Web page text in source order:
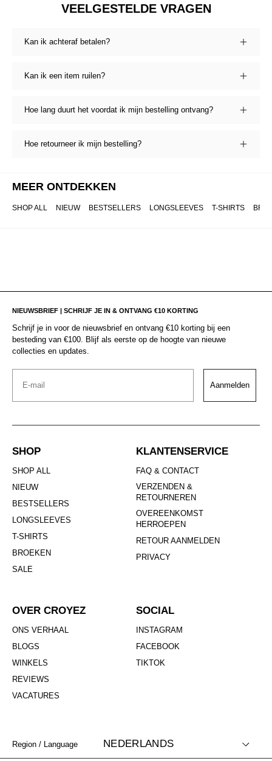
VEELGESTELDE VRAGEN
Kan ik achteraf betalen?
Kan ik een item ruilen?
Hoe lang duurt het voordat ik mijn bestelling ontvang?
Hoe retourneer ik mijn bestelling?
MEER ONTDEKKEN
SHOP ALL NIEUW BESTSELLERS LONGSLEEVES T-SHIRTS
NIEUWSBRIEF | SCHRIJF JE IN & ONTVANG €10 KORTING
Schrijf je in voor de nieuwsbrief en ontvang €10 korting bij een
besteding van €100. Blijf als eerste op de hoogte van nieuwe
collecties en updates.
Email
Aanmelden
SHOP
SHOP ALL
NIEUW
BESTSELLERS
LONGSLEEVES
T-SHIRTS
BROEKEN
SALE
KLANTENSERVICE
FAQ & CONTACT
VERZENDEN &
RETOURNEREN
OVEREENKOMST
HERROEPEN
RETOUR AANMELDEN
PRIVACY
OVER CROYEZ
ONS VERHAAL
BLOGS
WINKELS
REVIEWS
VACATURES
SOCIAL
INSTAGRAM
FACEBOOK
TIKTOK
Region / Language NEDERLANDS